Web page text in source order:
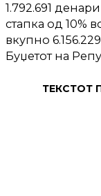
1.792.691
стапка од 10%
вкупно
Буџетот на
ТЕКСТОТ